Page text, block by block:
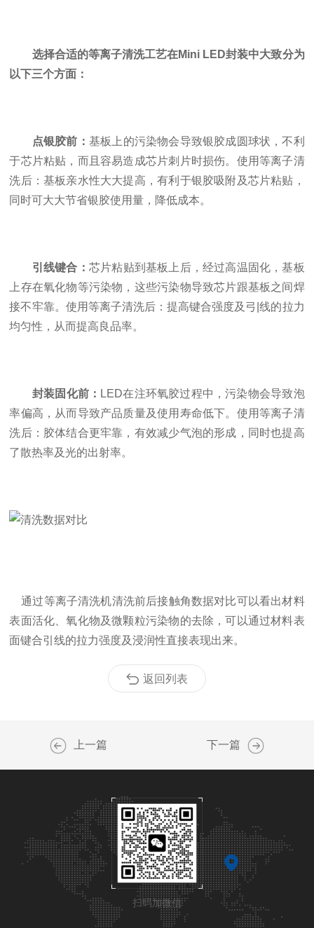
选择合适的等离子清洗工艺在Mini LED封装中大致分为
以下三个方面：
点银胶前： 基板上的污染物会导致银胶成圆球状，不利
于芯片粘贴，而且容易造成芯片刺片时损伤。使用等离子清
洗后：基板亲水性大大提高，有利于银胶吸附及芯片粘贴，
同时可大大节省银胶使用量，降低成本。
引线键合： 芯片粘贴到基板上后，经过高温固化，基板
上存在氧化物等污染物，这些污染物导致芯片跟基板之间焊
接不牢靠。使用等离子清洗后：提高键合强度及弓|线的拉力
均匀性，从而提高良品率。
封装固化前： LED在注环氧胶过程中，污染物会导致泡
率偏高，从而导致产品质量及使用寿命低下。使用等离子清
洗后：胶体结合更牢靠，有效减少气泡的形成，同时也提高
了散热率及光的出射率。
通过等离子清洗机清洗前后接触角数据对比可以看出材料
表面活化、氧化物及微颗粒污染物的去除，可以通过材料表
面键合引线的拉力强度及浸润性直接表现出来。
返回列表
上一篇 下一篇
扫码加微信